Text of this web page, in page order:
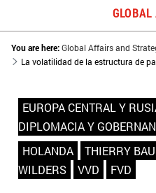
You are here:Global Affairs and
EUROPA CENTRAL Y
DIPLOMACIA Y
HOLANDA
THIERRY
WILDERS
VVD FVD